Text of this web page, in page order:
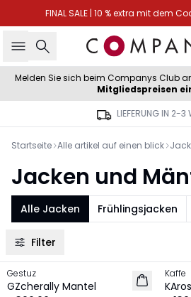
FINAL SALE | 10 % extra mit dem
Suche
Melden Sie sich beim Companys Club
Mitgliedspreisen
LIEFERUNG IN 2-3
Startseite Alle artikel auf einen blick
Jacken und
Alle Jacken Frühlingsjacken
Filter
NEU
Gestuz
GZcherally Mantel
NEU
Kaffe